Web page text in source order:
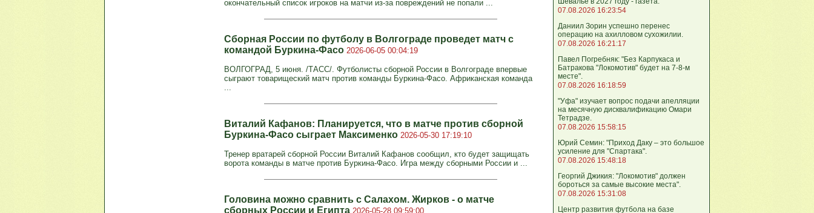
окончательный список игроков на матчи из-за повреждений не попали ...
Сборная России по футболу в Волгограде проведет матч с
командой Буркина-Фасо 2026-06-05 00:04:19
ВОЛГОГРАД, 5 июня. /ТАСС/. Футболисты сборной России в Волгограде впервые
сыграют товарищеский матч против команды Буркина-Фасо. Африканская команда
...
Виталий Кафанов: Планируется, что в матче против сборной
Буркина-Фасо сыграет Максименко 2026-05-30 17:19:10
Тренер вратарей сборной России Виталий Кафанов сообщил, кто будет защищать
ворота команды в матче против Буркина-Фасо. Игра между сборными России и ...
Головина можно сравнить с Салахом. Жирков - о матче
сборных России и Египта 2026-05-28 09:59:00
07.08.2026 16:23:54
Даниил Зорин успешно перенес
операцию на ахилловом сухожилии.
07.08.2026 16:21:17
Павел Погребняк: "Без Карпукаса и
Батракова "Локомотив" будет на 7-8-м
месте".
07.08.2026 16:18:59
"Уфа" изучает вопрос подачи апелляции
на месячную дисквалификацию Омари
Тетрадзе.
07.08.2026 15:58:15
Юрий Семин: "Приход Даку – это большое
усиление для "Спартака".
07.08.2026 15:48:18
Георгий Джикия: "Локомотив" должен
бороться за самые высокие места".
07.08.2026 15:31:08
Центр развития футбола на базе